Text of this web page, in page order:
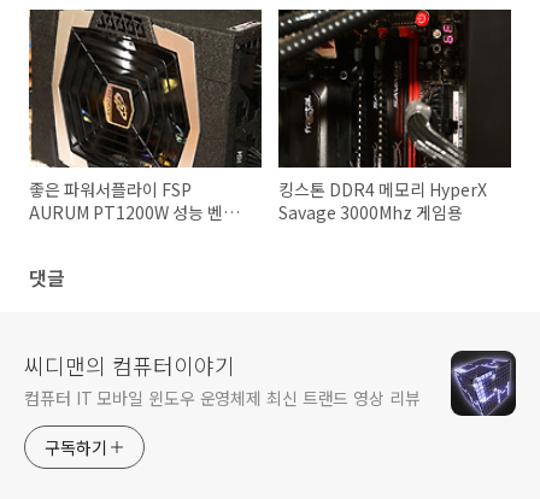
좋은 파워서플라이 FSP
AURUM PT1200W 성능 벤치
킹스톤 DDR4 메모리 HyperX
Savage 3000Mhz 게임용
댓글
씨디맨의 컴퓨터이야기
컴퓨터 IT 모바일 윈도우 운영체제 최신 트랜드 영상 리뷰
구독하기